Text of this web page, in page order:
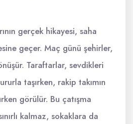
gerçek hikayesi, saha
geçer. Maç günü şehirler,
Taraftarlar, sevdikleri
taşırken, rakip takımın
görülür. Bu çatışma
kalmaz, sokaklara da